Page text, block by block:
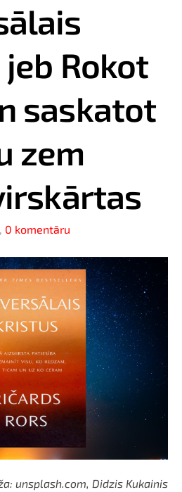
Rokot
saskatot
zem
0 komentāru
unsplash.com, Didzis Kukainis